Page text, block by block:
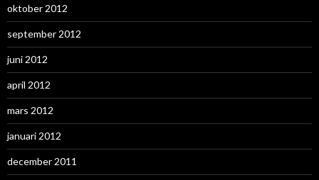
oktober 2012
september 2012
juni 2012
april 2012
mars 2012
januari 2012
december 2011